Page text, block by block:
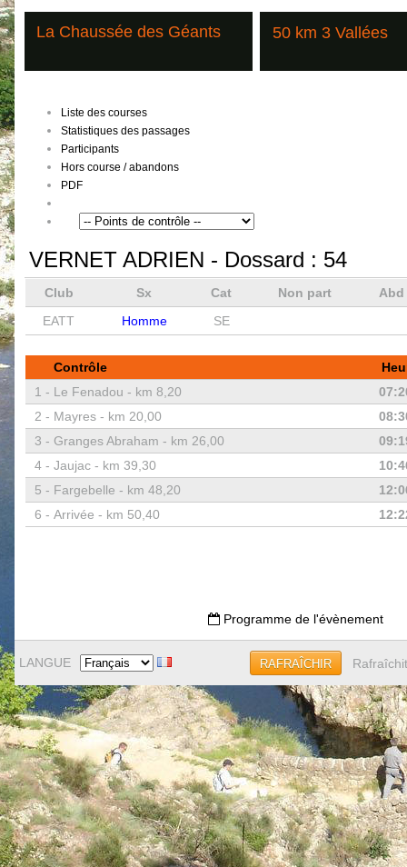
La Chaussée des Géants 50 km 3 Vallées
Liste des courses
Statistiques des passages
Participants
Hors course / abandons
PDF
VERNET ADRIEN - Dossard : 54
Club Sx Cat Non part
Abd
EATT
Homme SE
Contrôle
1 - Le Fenadou - km 8,20
2 - Mayres - km 20,00
3 - Granges Abraham - km 26,00
4 - Jaujac - km 39,30
5 - Fargebelle - km 48,20
6 - Arrivée - km 50,40
Programme de l'évènement
LANGUE RAFRAÎCHIR